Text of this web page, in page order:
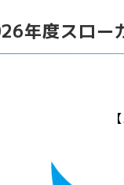
年度スロー